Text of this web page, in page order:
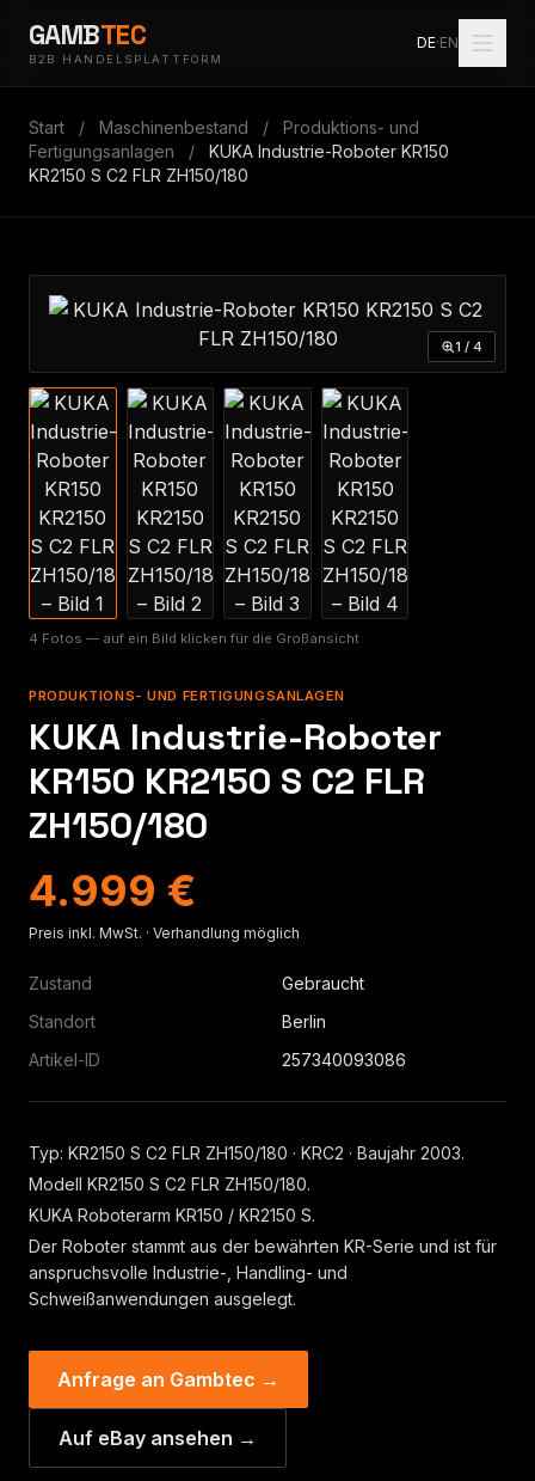
GAMBTEC
B2B HANDELSPLATTFORM
DE·EN
Start / Maschinenbestand /
Produktions- und
Fertigungsanlagen
/
KUKA Industrie-Roboter KR150
KR2150 S C2 FLR ZH150/180
1 / 4
4 Fotos — auf ein Bild klicken für die Großansicht
PRODUKTIONS- UND FERTIGUNGSANLAGEN
KUKA Industrie-Roboter
KR150 KR2150 S C2 FLR
ZH150/180
4.999 €
Preis inkl. MwSt. · Verhandlung möglich
Zustand
Gebraucht
Standort
Berlin
Artikel-ID
257340093086
Typ: KR2150 S C2 FLR ZH150/180 · KRC2 · Baujahr 2003.
Modell KR2150 S C2 FLR ZH150/180.
KUKA Roboterarm KR150 / KR2150 S.
Der Roboter stammt aus der bewährten KR-Serie und ist für
anspruchsvolle Industrie-, Handling- und
Schweißanwendungen ausgelegt.
Anfrage an Gambtec →
Auf eBay ansehen →